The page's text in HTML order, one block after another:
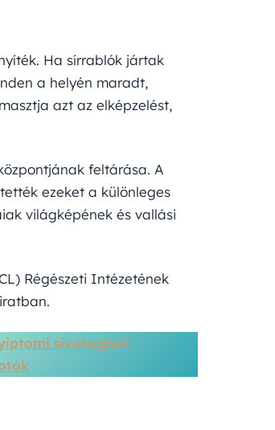
Ha sírrablók jártak
a helyén maradt,
azt az elképzelést,
feltárása. A
ezeket a különleges
világképének és vallási
Régészeti Intézetének
sivatagból: